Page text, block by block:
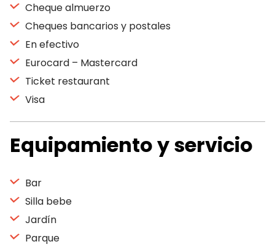
Cheque almuerzo
Cheques bancarios y postales
En efectivo
Eurocard – Mastercard
Ticket restaurant
Visa
Equipamiento y servicio
Bar
Silla bebe
Jardín
Parque